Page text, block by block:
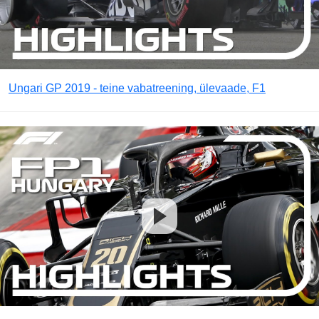
Ungari GP 2019 - teine vabatreening, ülevaade, F1